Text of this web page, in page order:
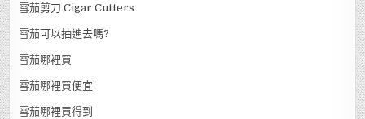
雪茄剪刀 Cigar Cutters
雪茄可以抽進去嗎?
雪茄哪裡買
雪茄哪裡買便宜
雪茄哪裡買得到